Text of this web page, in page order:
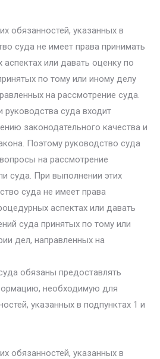
обязанностей, указанных в
суда не имеет права принимать
или давать оценку по
по тому или иному делу
на рассмотрение суда.
руководства суда входит
законодательного качества и
Поэтому руководство суда
на рассмотрение
суда. При выполнении этих
суда не имеет права
аспектах или давать
суда принятых по тому или
дел, направленных на
обязаны предоставлять
необходимую для
указанных в подпунктах 1 и
обязанностей, указанных в